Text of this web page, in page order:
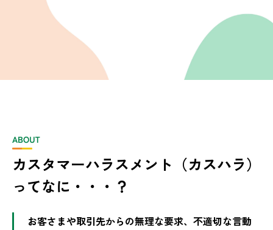
カスタマーハラスメント（カスハラ）
ってなに・・・？
お客さまや取引先からの無理な要求、不適切な言動